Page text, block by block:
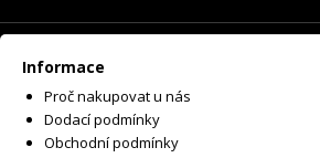
Informace
Proč nakupovat u nás
Dodací podmínky
Obchodní podmínky